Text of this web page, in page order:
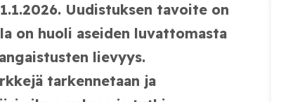
Uudistuksen tavoite on
on huoli aseiden luvattomasta
lievyys.
tarkennetaan ja